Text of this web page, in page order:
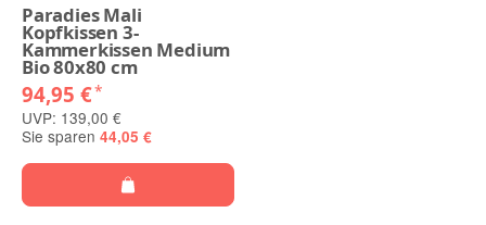
Paradies Mali
Kopfkissen 3-
Kammerkissen Medium
Bio 80x80 cm
94,95 €*
UVP: 139,00 €
Sie sparen 44,05 €